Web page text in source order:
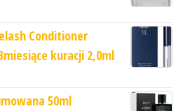
Conditioner
kuracji 2,0ml
50ml